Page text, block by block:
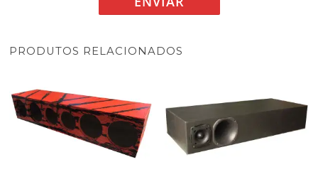
PRODUTOS RELACIONADOS